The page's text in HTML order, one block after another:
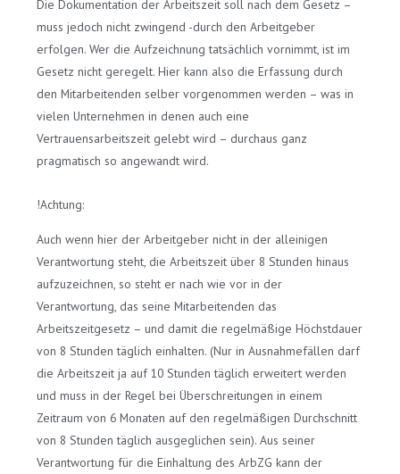
Die Dokumentation der Arbeitszeit soll nach dem Gesetz –
muss jedoch nicht zwingend -durch den Arbeitgeber
erfolgen. Wer die Aufzeichnung tatsächlich vornimmt, ist im
Gesetz nicht geregelt. Hier kann also die Erfassung durch
den Mitarbeitenden selber vorgenommen werden – was in
vielen Unternehmen in denen auch eine
Vertrauensarbeitszeit gelebt wird – durchaus ganz
pragmatisch so angewandt wird.
!Achtung:
Auch wenn hier der Arbeitgeber nicht in der alleinigen
Verantwortung steht, die Arbeitszeit über 8 Stunden hinaus
aufzuzeichnen, so steht er nach wie vor in der
Verantwortung, das seine Mitarbeitenden das
Arbeitszeitgesetz – und damit die regelmäßige Höchstdauer
von 8 Stunden täglich einhalten. (Nur in Ausnahmefällen darf
die Arbeitszeit ja auf 10 Stunden täglich erweitert werden
und muss in der Regel bei Überschreitungen in einem
Zeitraum von 6 Monaten auf den regelmäßigen Durchschnitt
von 8 Stunden täglich ausgeglichen sein). Aus seiner
Verantwortung für die Einhaltung des ArbZG kann der